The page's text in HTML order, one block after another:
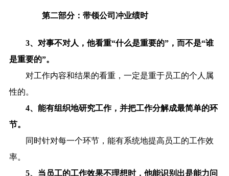
第二部分：带领公司冲业绩时
3、对事不对人，他看重“什么是重要的”，而不是“谁
是重要的”。
对工作内容和结果的看重，一定是重于员工的个人属
性的。
4、能有组织地研究工作，并把工作分解成最简单的环
节。
同时针对每一个环节，能有系统地提高员工的工作效
率。
5、当员工的工作效果不理想时，他能识别出是能力问